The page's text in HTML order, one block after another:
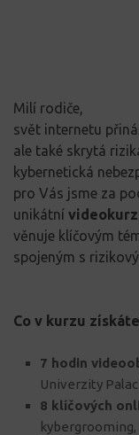
Milí rodiče,
svět internetu
ale také skrytá
kybernetická
pro Vás jsme za
unikátní
věnuje klíčovým
spojeným s
Co v kurzu
7 hodin
Univerzity
8 klíčových